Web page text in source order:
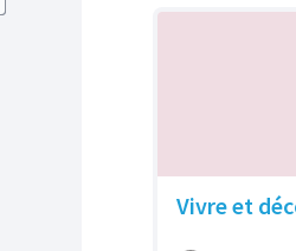
Vivre et